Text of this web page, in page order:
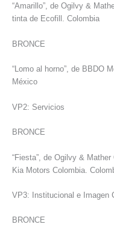
“Amarillo”, de Ogilvy &
tinta de Ecofill. Colombia
BRONCE
“Lomo al horno”, de BBDO
México
VP2: Servicios
BRONCE
“Fiesta”, de Ogilvy &
Kia Motors Colombia.
VP3: Institucional e Imagen
BRONCE